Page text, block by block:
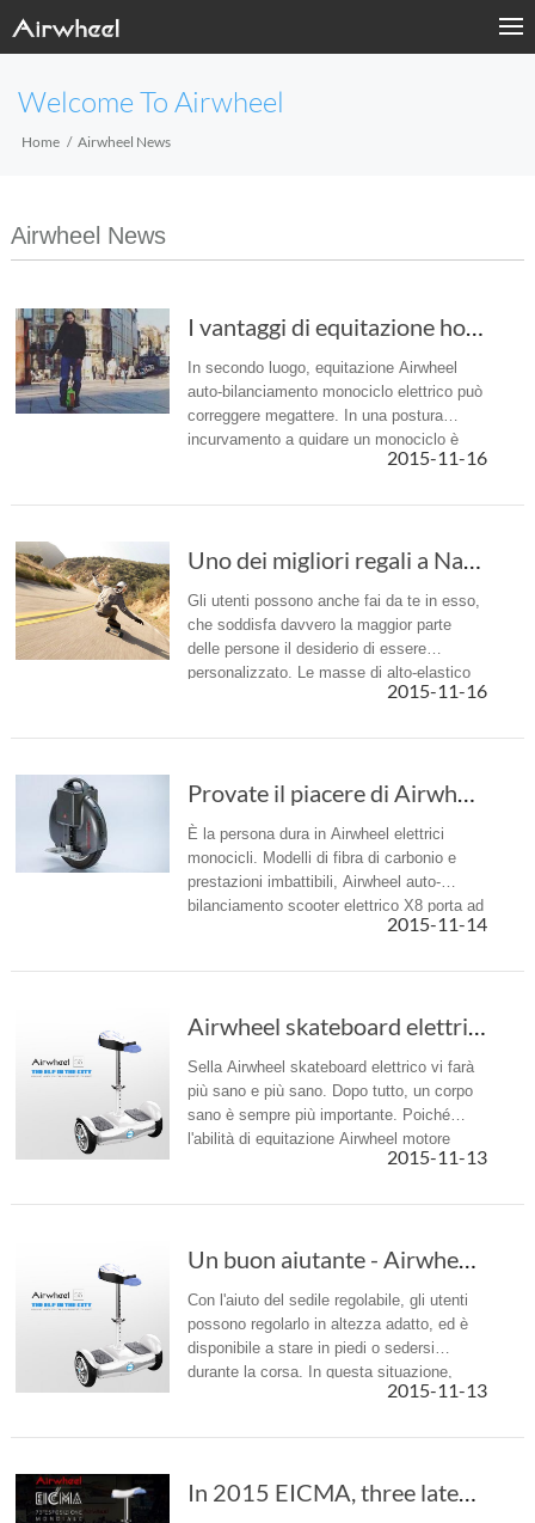
Welcome To Airwheel
Home Airwheel News
Airwheel News
I vantaggi di equitazione hoverboard elettrico Airwheel
In secondo luogo, equitazione Airwheel
auto-bilanciamento monociclo elettrico può
correggere megattere. In una postura
incurvamento a guidare un monociclo è
dura ed equitazione Airwheel naturalmente
2015-11-16
Uno dei migliori regali a Natale — Hoverboard elettrico Airwheel M3
Gli utenti possono anche fai da te in esso,
che soddisfa davvero la maggior parte
delle persone il desiderio di essere
personalizzato. Le masse di alto-elastico
PU installate sotto la tavola assicura
2015-11-16
Provate il piacere di Airwheel elettrico hoverboard una ruota
È la persona dura in Airwheel elettrici
monocicli. Modelli di fibra di carbonio e
prestazioni imbattibili, Airwheel auto-
bilanciamento scooter elettrico X8 porta ad
esplorare il meraviglioso mondo e la2015-11-14
Airwheel skateboard elettrici dà persone una ...
Sella Airwheel skateboard elettrico vi farà
più sano e più sano. Dopo tutto, un corpo
sano è sempre più importante. Poiché
l'abilità di equitazione Airwheel motore
elettrico si trova nell'equilibrio del centro
2015-11-13
Un buon aiutante - Airwheel S6 Mini attrezzat...
Con l'aiuto del sedile regolabile, gli utenti
possono regolarlo in altezza adatto, ed è
disponibile a stare in piedi o sedersi
durante la corsa. In questa situazione,
maggior parte degli utenti vorrebbe essere
2015-11-13
In 2015 EICMA, three latest products presenta...